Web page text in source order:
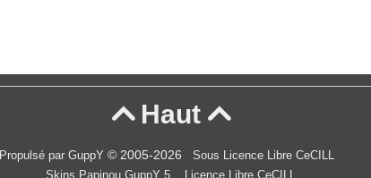
Haut 
Propulsé par GuppY © 2005-2026
Sous Licence Libre CeCILL
Skins Papinou GuppY 5
Licence Libre CeCILL